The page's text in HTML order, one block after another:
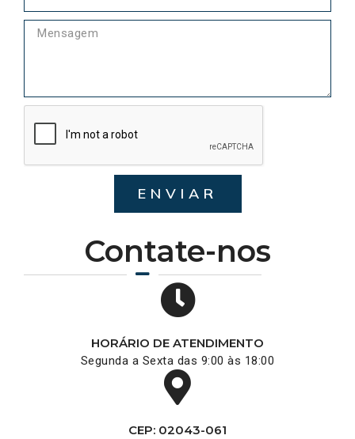
Contate-nos
HORÁRIO DE ATENDIMENTO
Segunda a Sexta das 9:00 às 18:00
CEP: 02043-061
ENVIAR